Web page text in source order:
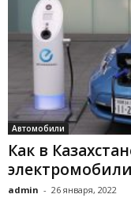
Автомобили
Как в
admin - 26 января, 2022